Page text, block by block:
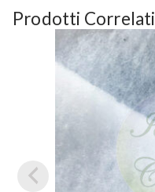
Prodotti Correlati